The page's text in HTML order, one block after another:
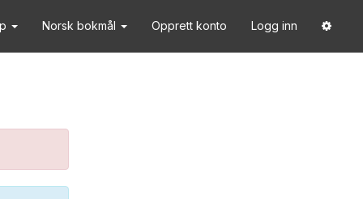
Norsk bokmål Opprett konto Logg inn